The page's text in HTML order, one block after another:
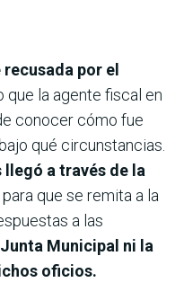
por el
que la agente fiscal en
conocer cómo fue
qué circunstancias.
a través de la
para que se remita a la
a las
Junta Municipal ni la
oficios.